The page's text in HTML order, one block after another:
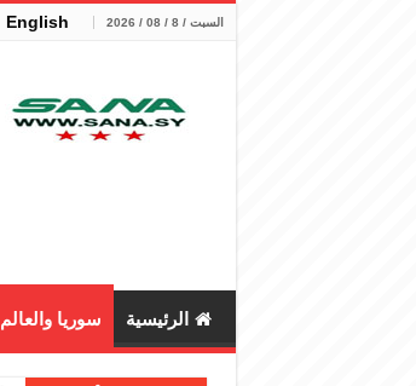
السبت / 8 / 08 / 2026 English
الرئيسية سوريا والعالم